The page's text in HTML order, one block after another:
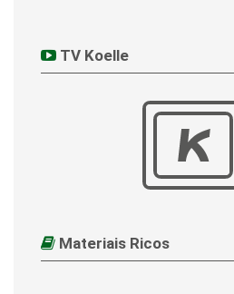
TV Koelle
Materiais Ricos